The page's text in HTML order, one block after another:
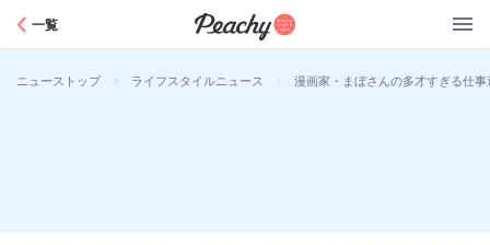
一覧
ニューストップ > ライフスタイルニュース > 漫画家・まぼさんの多才すぎる仕